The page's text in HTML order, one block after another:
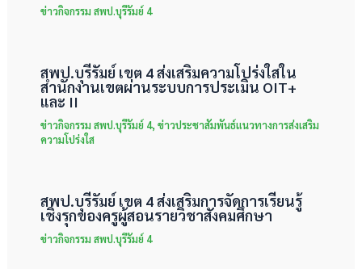
ข่าวกิจกรรม สพป.บุรีรัมย์ 4
สพป.บุรีรัมย์ เขต 4 ส่งเสริมความโปร่งใสใน
สำนักงานเขตผ่านระบบการประเมิน OIT+
และ II
ข่าวกิจกรรม สพป.บุรีรัมย์ 4, ข่าวประชาสัมพันธ์แนวทางการส่งเสริม
ความโปร่งใส
สพป.บุรีรัมย์ เขต 4 ส่งเสริมการจัดการเรียนรู้
เชิงรุกของครูผู้สอนรายวิชาสังคมศึกษา
ข่าวกิจกรรม สพป.บุรีรัมย์ 4